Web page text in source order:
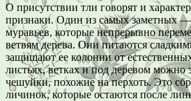
О присутствии тли говорят и
признаки. Один из самых заметных —
муравьев, которые непрерывно
ветвям дерева. Они питаются
защищают ее колонии от
листьях, ветках и под деревом можно
чешуйки, похожие на перхоть. Это
личинок, которые остаются после